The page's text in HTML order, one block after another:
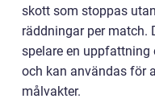
skott som stoppas
räddningar per match.
spelare en uppfattning
och kan användas för
målvakter.